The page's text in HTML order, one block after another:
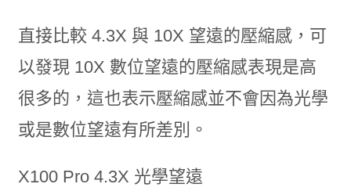
直接比較 4.3X 與 10X 望遠的壓縮感，可
以發現 10X 數位望遠的壓縮感表現是高
很多的，這也表示壓縮感並不會因為光學
或是數位望遠有所差別。
X100 Pro 4.3X 光學望遠